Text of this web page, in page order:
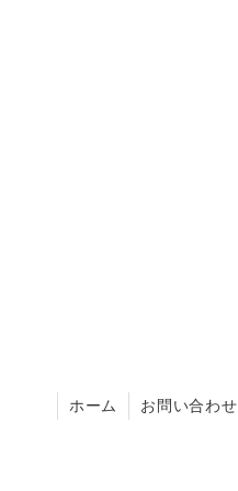
ホーム お問い合わせ